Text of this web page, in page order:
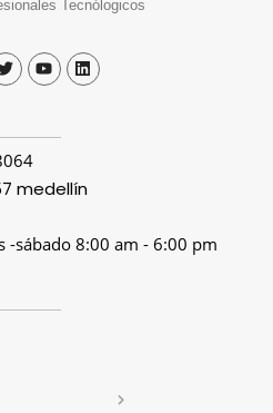
Tecnólogicos
medellín
-sábado 8:00 am - 6:00 pm